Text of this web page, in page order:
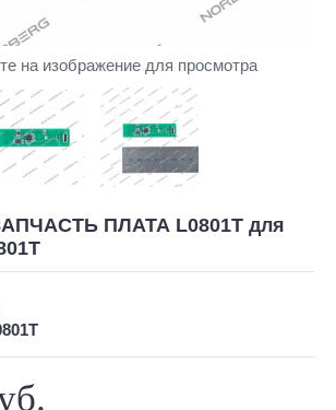
на изображение для просмотра
ПЛАТА L0801T для